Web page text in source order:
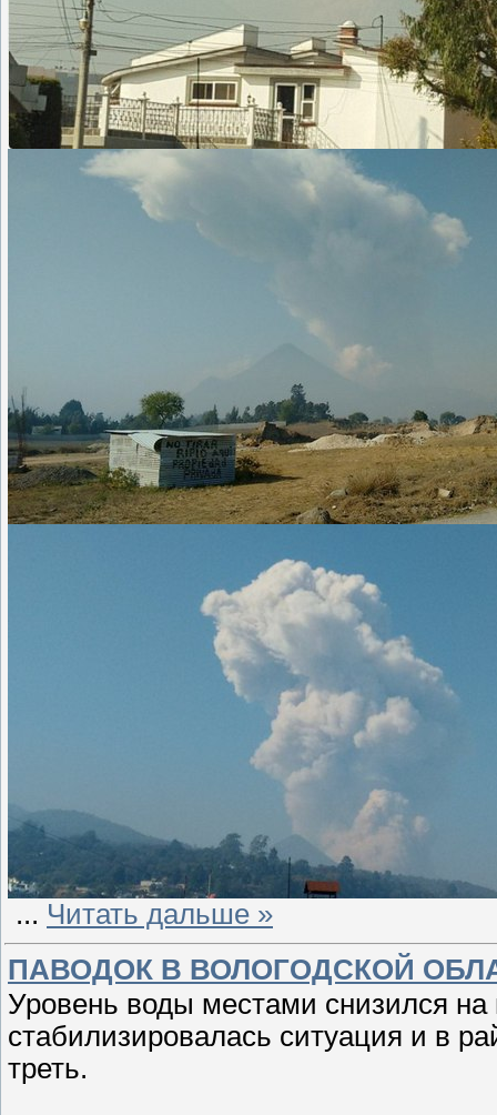
... Читать дальше »
ПАВОДОК В ВОЛОГОДСКОЙ
Уровень воды местами снизился
стабилизировалась ситуация и в
треть.